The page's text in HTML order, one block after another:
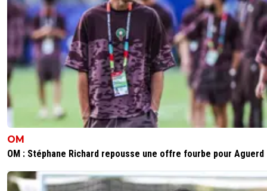
OM
OM : Stéphane Richard repousse une offre fourbe pour Aguerd